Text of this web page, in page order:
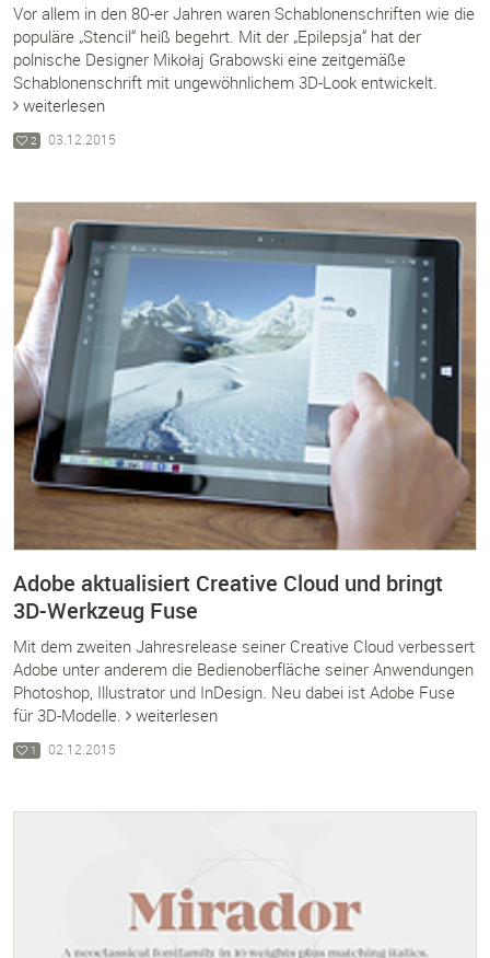
Vor allem in den 80-er Jahren waren Schablonenschriften wie die
populäre „Stencil“ heiß begehrt. Mit der „Epilepsja“ hat der
polnische Designer Mikołaj Grabowski eine zeitgemäße
Schablonenschrift mit ungewöhnlichem 3D-Look entwickelt.
weiterlesen
2 03.12.2015
Adobe aktualisiert Creative Cloud und bringt
3D-Werkzeug Fuse
Mit dem zweiten Jahresrelease seiner Creative Cloud verbessert
Adobe unter anderem die Bedienoberfläche seiner Anwendungen
Photoshop, Illustrator und InDesign. Neu dabei ist Adobe Fuse
für 3D-Modelle.
weiterlesen
1 02.12.2015